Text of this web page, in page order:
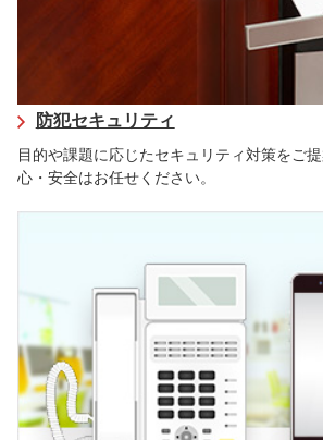
防犯セキュリティ
目的や課題に応じたセキュリティ対策をご
心・安全はお任せください。